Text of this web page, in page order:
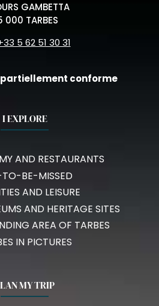
GAMBETTA
000 TARBES
5 62 51 30 31
conforme
I EXPLORE
AND RESTAURANTS
BE-MISSED
AND LEISURE
AND HERITAGE SITES
AREA OF TARBES
IN PICTURES
MY TRIP